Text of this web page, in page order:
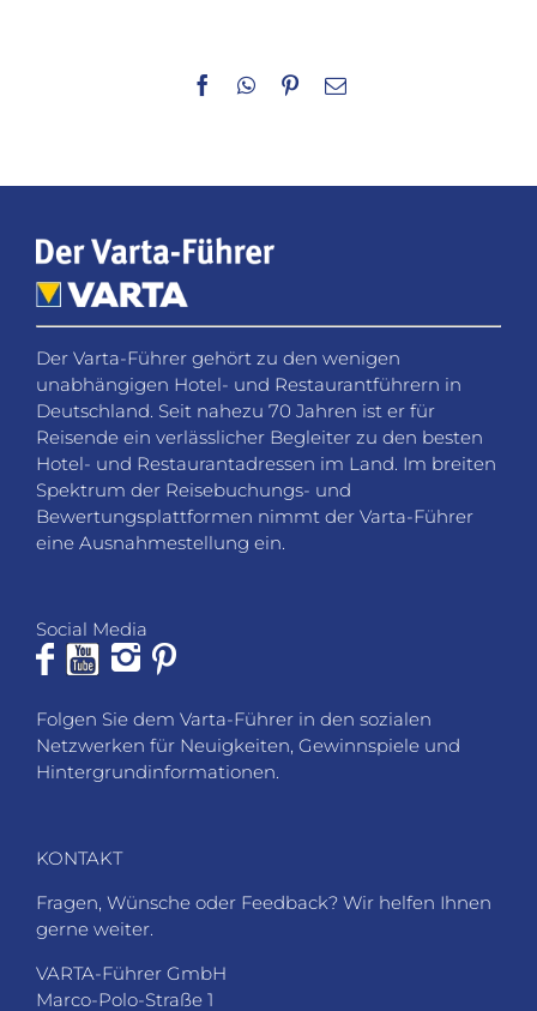
Facebook
WhatsApp
Pinterest
E-
Der Varta-Führer gehört zu den wenigen
unabhängigen Hotel- und Restaurantführern in
Deutschland. Seit nahezu 70 Jahren ist er für
Reisende ein verlässlicher Begleiter zu den besten
Hotel- und Restaurantadressen im Land. Im breiten
Spektrum der Reisebuchungs- und
Bewertungsplattformen nimmt der Varta-Führer
eine Ausnahmestellung ein.
Social Media
Folgen Sie dem Varta-Führer in den sozialen
Netzwerken für Neuigkeiten, Gewinnspiele und
Hintergrundinformationen.
KONTAKT
Fragen, Wünsche oder Feedback? Wir helfen Ihnen
gerne weiter.
VARTA-Führer GmbH
Marco-Polo-Straße 1